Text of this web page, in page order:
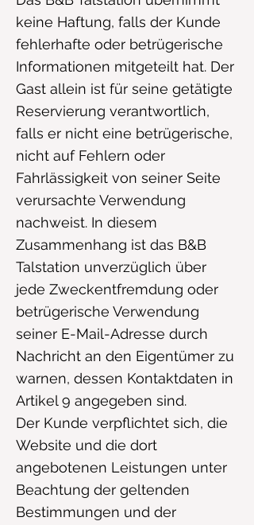
keine Haftung, falls der Kunde
fehlerhafte oder betrügerische
Informationen mitgeteilt hat. Der
Gast allein ist für seine getätigte
Reservierung verantwortlich,
falls er nicht eine betrügerische,
nicht auf Fehlern oder
Fahrlässigkeit von seiner Seite
verursachte Verwendung
nachweist. In diesem
Zusammenhang ist das B&B
Talstation unverzüglich über
jede Zweckentfremdung oder
betrügerische Verwendung
seiner E-Mail-Adresse durch
Nachricht an den Eigentümer zu
warnen, dessen Kontaktdaten in
Artikel 9 angegeben sind.
Der Kunde verpflichtet sich, die
Website und die dort
angebotenen Leistungen unter
Beachtung der geltenden
Bestimmungen und der